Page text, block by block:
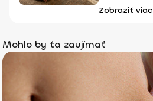
Zobraziť viac
Mohlo by ťa zaujímať